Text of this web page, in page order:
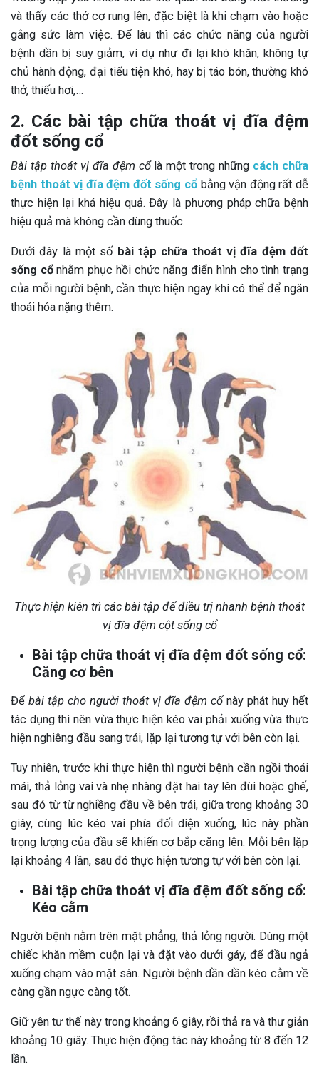
và thấy các thớ cơ rung lên, đặc biệt là khi chạm vào hoặc
gắng sức làm việc. Để lâu thì các chức năng của người
bệnh dần bị suy giảm, ví dụ như đi lại khó khăn, không tự
chủ hành động, đại tiểu tiện khó, hay bị táo bón, thường khó
thở, thiếu hơi,…
2. Các bài tập chữa thoát vị đĩa đệm
đốt sống cổ
Bài tập thoát vị đĩa đệm cổlà một trong những cách chữa
bệnh thoát vị đĩa đệm đốt sống cổ bằng vận động rất dễ
thực hiện lại khá hiệu quả. Đây là phương pháp chữa bệnh
hiệu quả mà không cần dùng thuốc.
Dưới đây là một số bài tập chữa thoát vị đĩa đệm đốt
sống cổnhằm phục hồi chức năng điển hình cho tình trạng
của mỗi người bệnh, cần thực hiện ngay khi có thể để ngăn
thoái hóa nặng thêm.
Thực hiện kiên trì các bài tập để điều trị nhanh bệnh thoát
vị đĩa đệm cột sống cổ
Bài tập chữa thoát vị đĩa đệm đốt sống cổ:
Căng cơ bên
Để bài tập cho người thoát vị đĩa đệm cổnày phát huy hết
tác dụng thì nên vừa thực hiện kéo vai phải xuống vừa thực
hiện nghiêng đầu sang trái, lặp lại tương tự với bên còn lại.
Tuy nhiên, trước khi thực hiện thì người bệnh cần ngồi thoái
mái, thả lỏng vai và nhẹ nhàng đặt hai tay lên đùi hoặc ghế,
sau đó từ từ nghiềng đầu về bên trái, giữa trong khoảng 30
giây, cùng lúc kéo vai phía đối diện xuống, lúc này phần
trọng lượng của đầu sẽ khiến cơ bắp căng lên. Mỗi bên lặp
lại khoảng 4 lần, sau đó thực hiện tương tự với bên còn lại.
Bài tập chữa thoát vị đĩa đệm đốt sống cổ:
Kéo cằm
Người bệnh nằm trên mặt phẳng, thả lỏng người. Dùng một
chiếc khăn mềm cuộn lại và đặt vào dưới gáy, để đầu ngả
xuống chạm vào mặt sàn. Người bệnh dần dần kéo cằm về
càng gần ngực càng tốt.
Giữ yên tư thế này trong khoảng 6 giây, rồi thả ra và thư giản
khoảng 10 giây. Thực hiện động tác này khoảng từ 8 đến 12
lần.